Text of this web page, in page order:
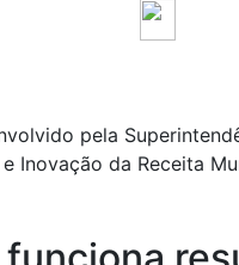
pela
e Inovação da Receita